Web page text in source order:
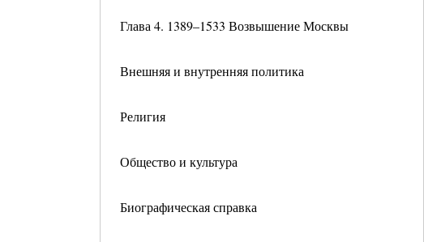
Глава 4. 1389–1533 Возвышение Москвы
Внешняя и внутренняя политика
Религия
Общество и культура
Биографическая справка